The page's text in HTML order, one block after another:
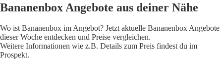
Bananenbox Angebote aus deiner Nähe
Wo ist Bananenbox im Angebot? Jetzt aktuelle Bananenbox Angebote
dieser Woche entdecken und Preise vergleichen.
Weitere Informationen wie z.B. Details zum Preis findest du im
Prospekt.